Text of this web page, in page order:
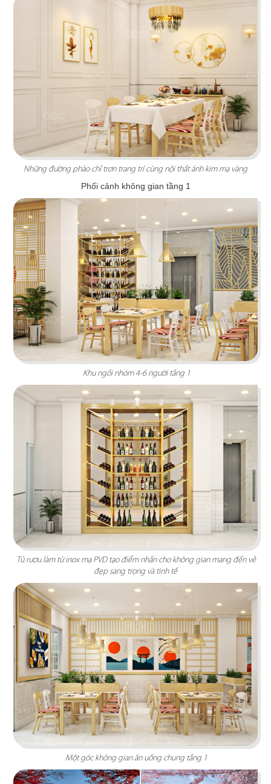
THAI ICON
Thiết kế theo hình thức Foodcourt với một không
gian mang đậm dấu ấn xứ sở chùa Vàng
Chi tiết
STELLA COFFEE
Gam màu xám nguyên bản cùng kỹ thuật sơn
hiệu ứng rỉ sét tạo nên sự mới mẻ
Chi tiết
O TEM
Phong cách Indochine kết hợp kiến trúc cung
đình mang đến vẻ đẹp trầm mặc
Chi tiết
Những đường phào chỉ trơn trang trí cùng nội thất ánh kim mạ vàng
Phối cảnh không gian tầng 1
Khu ngồi nhóm 4-6 người tầng 1
Tủ rượu làm từ inox mạ PVD tạo điểm nhấn cho không gian mang đến vẻ
đẹp sang trọng và tinh tế
Một góc không gian ăn uống chung tầng 1